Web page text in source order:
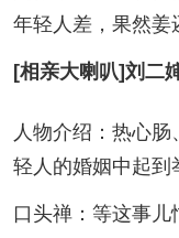
年轻人差，果然姜
[相亲大喇叭]刘二
人物介绍：热心
轻人的婚姻中起到
口头禅：等这事儿